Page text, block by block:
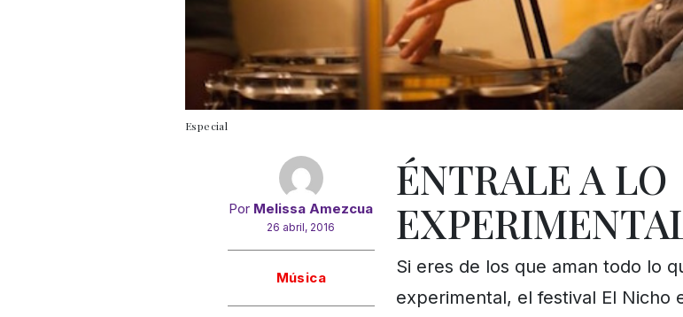
Especial
Por Melissa Amezcua
26 abril, 2016
Música
ÉNTRALE A LO
Si eres de los que aman todo lo
experimental, el festival El Nicho